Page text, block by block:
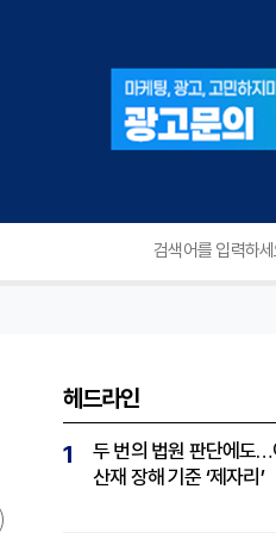
헤드라인
1
두 번의 법원 판단에도…
산재 장해 기준 ‘제자리’